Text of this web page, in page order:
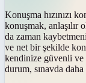
Konuşma hızınızı
konuşmak, anlaşılır
da zaman
ve net bir şekilde
kendinize güvenli ve
durum, sınavda